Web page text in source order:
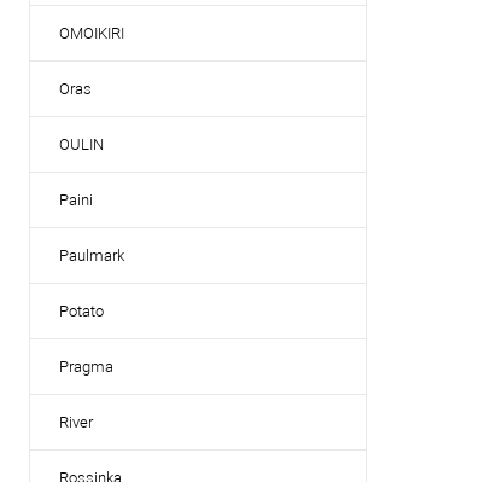
OMOIKIRI
Oras
OULIN
Paini
Paulmark
Potato
Pragma
River
Rossinka